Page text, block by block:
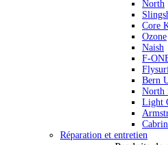
North
Core
Ozone
Naish
F-
Bern
North
Light
Réparation et entretien